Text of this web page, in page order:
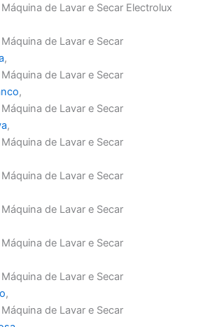
de Lavar e Secar Electrolux
de Lavar e Secar
,
de Lavar e Secar
,
de Lavar e Secar
,
de Lavar e Secar
de Lavar e Secar
de Lavar e Secar
de Lavar e Secar
de Lavar e Secar
,
de Lavar e Secar